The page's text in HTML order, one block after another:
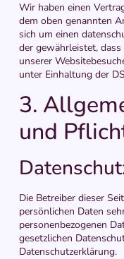
Wir haben einen
dem oben genannten
sich um einen
der gewährleistet, dass
unserer
unter Einhaltung der
3.
und
Die Betreiber dieser
persönlichen Daten
personenbezogenen
gesetzlichen
Datenschutzerklärung.